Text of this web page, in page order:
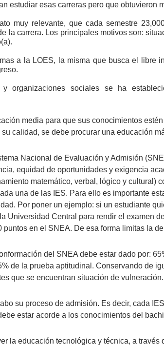
estudiar esas carreras pero que obtuvieron
muy relevante, que cada semestre
la carrera. Los principales motivos son:
a la LOES, la misma que busca el libre
y organizaciones sociales se ha
media para que sus conocimientos
calidad, se debe procurar una educación
Nacional de Evaluación y Admisión
equidad de oportunidades y exigencia
matemático, verbal, lógico y cultural)
una de las IES. Para ello es importante
Por poner un ejemplo: si un estudiante
Universidad Central para rendir el examen
puntos en el SNEA. De esa forma limitas la
del SNEA debe estar dado por:
de la prueba aptitudinal. Conservando de
que se encuentran situación de
su proceso de admisión. Es decir, cada
estar acorde a los conocimientos del
la educación tecnológica y técnica, a través